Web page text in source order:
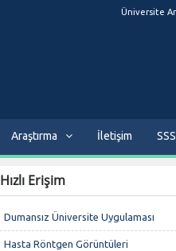
Üniversite
Araştırma İletişim SSS
Hızlı Erişim
Dumansız Üniversite Uygulaması
Hasta Röntgen Görüntüleri